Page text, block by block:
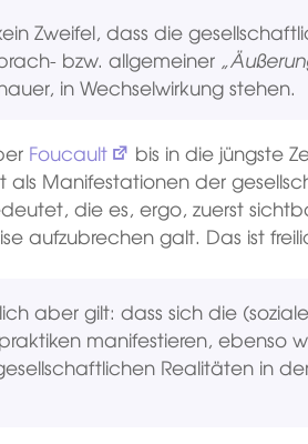
Zweifel, dass die
bzw. allgemeiner
in Wechselwirkung stehen.
Foucault
bis in die jüngste
als Manifestationen der
die es, ergo, zuerst
aufzubrechen galt. Das ist
aber gilt: dass sich die
manifestieren, ebenso
Realitäten in